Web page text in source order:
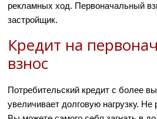
рекламных ход. Первоначальный
застройщик.
Кредит на
взнос
Потребительский кредит с более
увеличивает долговую нагрузку.